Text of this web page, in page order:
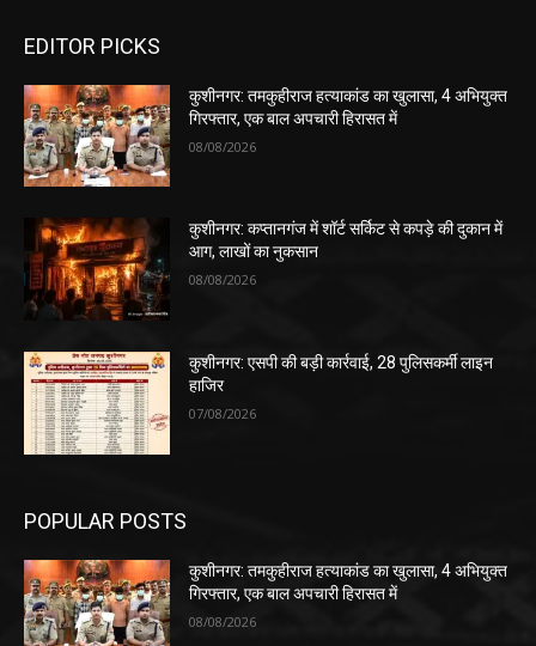
EDITOR PICKS
कुशीनगर: तमकुहीराज हत्याकांड का खुलासा, 4 अभियुक्त
गिरफ्तार, एक बाल अपचारी हिरासत में
08/08/2026
कुशीनगर: कप्तानगंज में शॉर्ट सर्किट से कपड़े की दुकान में
आग, लाखों का नुकसान
08/08/2026
कुशीनगर: एसपी की बड़ी कार्रवाई, 28 पुलिसकर्मी लाइन
हाजिर
07/08/2026
POPULAR POSTS
कुशीनगर: तमकुहीराज हत्याकांड का खुलासा, 4 अभियुक्त
गिरफ्तार, एक बाल अपचारी हिरासत में
08/08/2026